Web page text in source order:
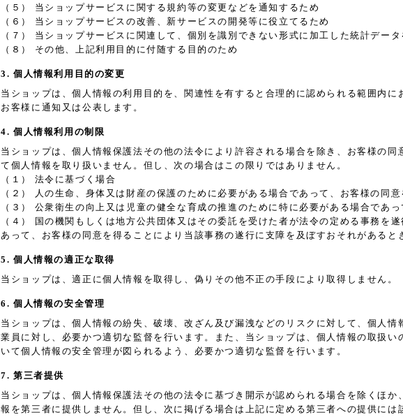
（５） 当ショップサービスに関する規約等の変更などを通知するため
（６） 当ショップサービスの改善、新サービスの開発等に役立てるため
（７） 当ショップサービスに関連して、個別を識別できない形式に加工した統計デー
（８） その他、上記利用目的に付随する目的のため
3. 個人情報利用目的の変更
当ショップは、個人情報の利用目的を、関連性を有すると合理的に認められる範囲内
お客様に通知又は公表します。
4. 個人情報利用の制限
当ショップは、個人情報保護法その他の法令により許容される場合を除き、お客様の同
て個人情報を取り扱いません。但し、次の場合はこの限りではありません。
（１） 法令に基づく場合
（２） 人の生命、身体又は財産の保護のために必要がある場合であって、お客様の同
（３） 公衆衛生の向上又は児童の健全な育成の推進のために特に必要がある場合であ
（４） 国の機関もしくは地方公共団体又はその委託を受けた者が法令の定める事務を
あって、お客様の同意を得ることにより当該事務の遂行に支障を及ぼすおそれがあると
5. 個人情報の適正な取得
当ショップは、適正に個人情報を取得し、偽りその他不正の手段により取得しません。
6. 個人情報の安全管理
当ショップは、個人情報の紛失、破壊、改ざん及び漏洩などのリスクに対して、個人
業員に対し、必要かつ適切な監督を行います。また、当ショップは、個人情報の取扱
いて個人情報の安全管理が図られるよう、必要かつ適切な監督を行います。
7. 第三者提供
当ショップは、個人情報保護法その他の法令に基づき開示が認められる場合を除くほ
報を第三者に提供しません。但し、次に掲げる場合は上記に定める第三者への提供には